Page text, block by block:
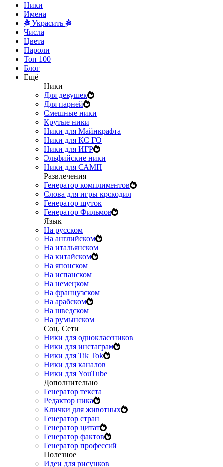
Ники
Имена
Украсить
Числа
Цвета
Пароли
Топ 100
Блог
Ещё
Ники
Для девушек
Для парней
Смешные ники
Крутые ники
Ники для Майнкрафта
Ники для КС ГО
Ники для ИГР
Эльфийские ники
Ники для САМП
Развлечения
Генератор комплиментов
Слова для игры крокодил
Генератор шуток
Генератор Фильмов
Язык
На русском
На английском
На итальянском
На китайском
На японском
На испанском
На немецком
На французском
На арабском
На шведском
На румынском
Соц. Сети
Ники для одноклассников
Ники для инстаграм
Ники для Tik Tok
Ники для каналов
Ники для YouTube
Дополнительно
Генератор текста
Редактор ника
Клички для животных
Генератор стран
Генератор цитат
Генератор фактов
Генератор профессий
Полезное
Идеи для рисунков